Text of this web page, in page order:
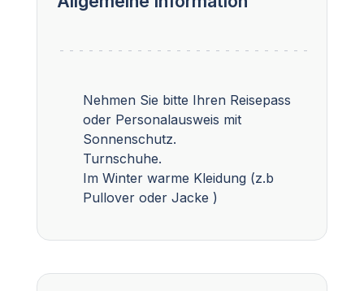
Nehmen Sie bitte Ihren Reisepass
oder Personalausweis mit
Sonnenschutz.
Turnschuhe.
Im Winter warme Kleidung (z.b
Pullover oder Jacke )